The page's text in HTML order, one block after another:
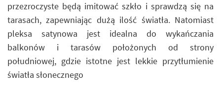
przezroczyste będą imitować szkło i sprawdzą się na
tarasach, zapewniając dużą ilość światła. Natomiast
pleksa satynowa jest idealna do wykańczania
balkonów i tarasów położonych od strony
południowej, gdzie istotne jest lekkie przytłumienie
światła słonecznego